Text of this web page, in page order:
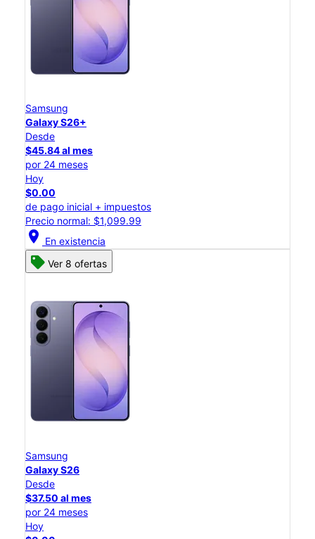
Samsung
Galaxy S26+
Desde
$45.84 al mes
por 24 meses
Hoy
$0.00
de pago inicial + impuestos
Precio normal: $1,099.99
location_on En existencia
Ver 8 ofertas
Samsung
Galaxy S26
Desde
$37.50 al mes
por 24 meses
Hoy